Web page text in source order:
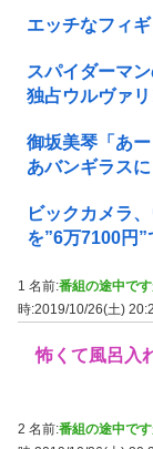
エッチなフィギ
スパイダーマ
独占ウルヴァ
御坂美琴「あ
あバンギラス
ビックカメラ
を”6万7100円
1 名前:番組の途中で
時:2019/10/26(土)
怖くて風呂入
2 名前:番組の途中で